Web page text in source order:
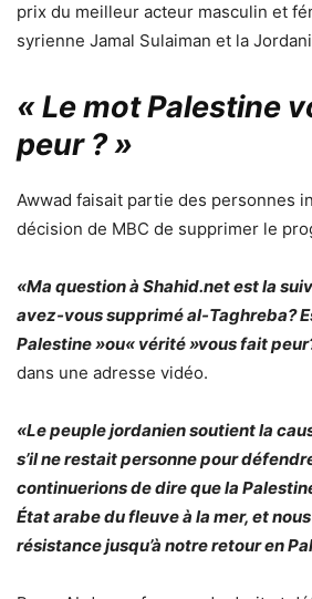
prix du meilleur acteur masculin et
syrienne Jamal Sulaiman et la
« Le mot Palestine
peur ? »
Awwad faisait partie des personnes
décision de MBC de supprimer le
«Ma question à Shahid.net est la
avez-vous supprimé al-Taghreba?
Palestine »ou« vérité »vous fait
dans une adresse vidéo.
«Le peuple jordanien soutient la
s’il ne restait personne pour
continuerions de dire que la
État arabe du fleuve à la mer, et
résistance jusqu’à notre retour en